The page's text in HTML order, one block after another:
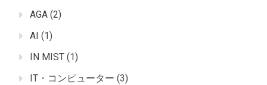
AGA (2)
AI (1)
IN MIST (1)
IT・コンピューター (3)